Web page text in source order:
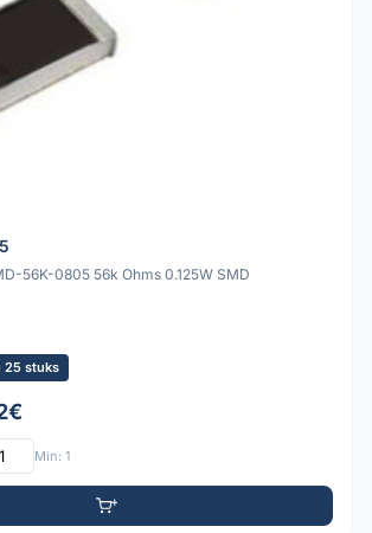
56K-0805 56k Ohms 0.125W SMD
25 stuks
Min: 1